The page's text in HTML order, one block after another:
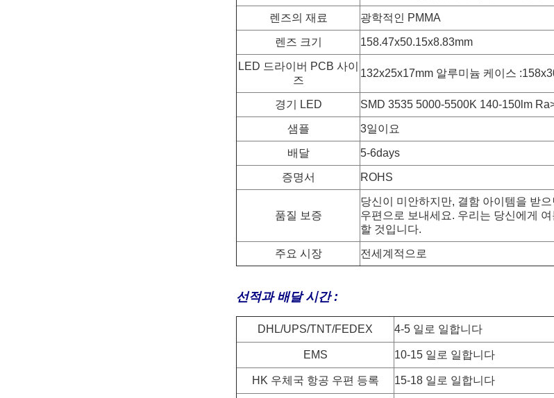
렌즈의 재료 광학적인 PMMA
렌즈 크기 158.47x50.15x8.83mm
LED 드라이버 PCB 사이
즈
132x25x17mm 알루미늄 케이스
경기 LED SMD 3535 5000-5500K 140-150lm
샘플 3일이요
배달 5-6days
증명서 ROHS
품질 보증
당신이 미안하지만, 결함 아이템을 받
우편으로 보내세요. 우리는 당신에게
할 것입니다.
주요 시장 전세계적으로
선적과 배달 시간 :
DHL/UPS/TNT/FEDEX 4-5 일로 일합니다
EMS 10-15 일로 일합니다
HK 우체국 항공 우편 등록 15-18 일로 일합니다